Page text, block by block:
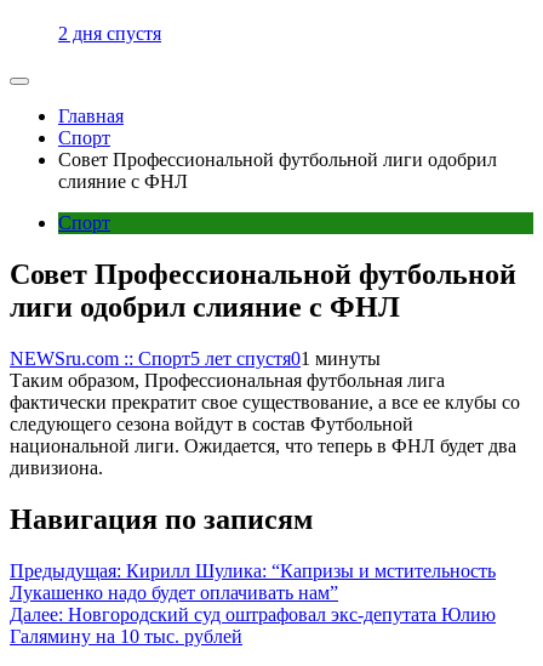
2 дня спустя
Главная
Спорт
Совет Профессиональной футбольной лиги одобрил
слияние с ФНЛ
Спорт
Совет Профессиональной футбольной
лиги одобрил слияние с ФНЛ
NEWSru.com :: Спорт5 лет спустя01 минуты
Таким образом, Профессиональная футбольная лига
фактически прекратит свое существование, а все ее клубы со
следующего сезона войдут в состав Футбольной
национальной лиги. Ожидается, что теперь в ФНЛ будет два
дивизиона.
Навигация по записям
Предыдущая: Кирилл Шулика: “Капризы и мстительность
Лукашенко надо будет оплачивать нам”
Далее: Новгородский суд оштрафовал экс-депутата Юлию
Галямину на 10 тыс. рублей